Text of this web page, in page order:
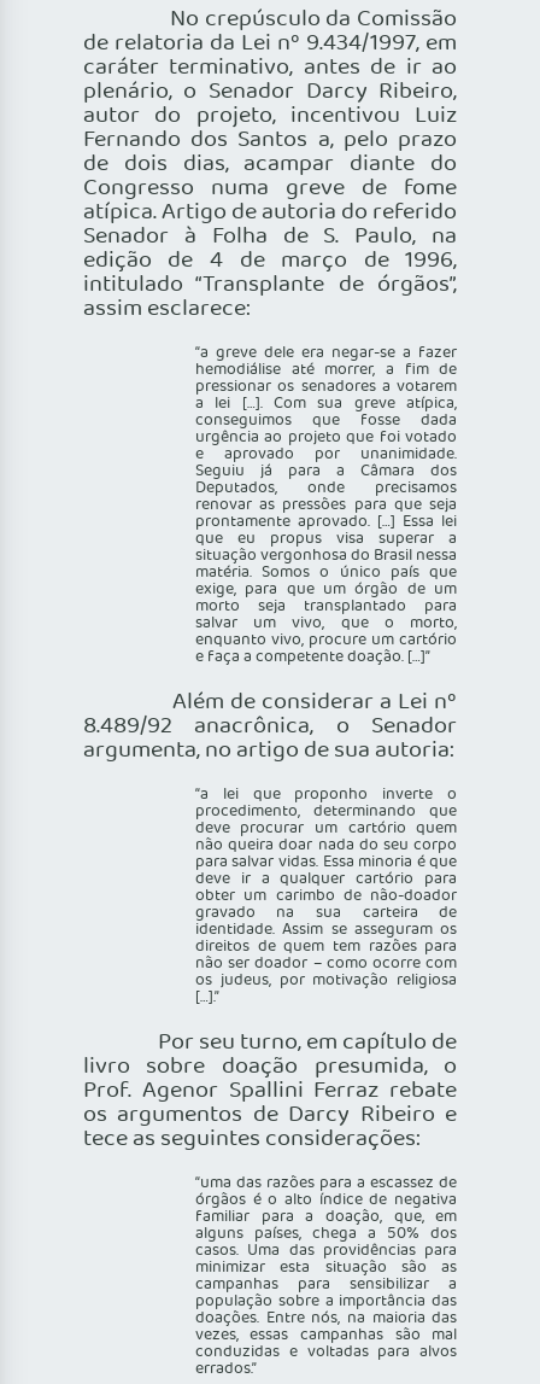
No crepúsculo da Comissão
de relatoria da Lei nº 9.434/1997, em
caráter terminativo, antes de ir ao
plenário, o Senador Darcy Ribeiro,
autor do projeto, incentivou Luiz
Fernando dos Santos a, pelo prazo
de dois dias, acampar diante do
Congresso numa greve de fome
atípica. Artigo de autoria do referido
Senador à Folha de S. Paulo, na
edição de 4 de março de 1996,
intitulado “Transplante de órgãos”,
assim esclarece:
“a greve dele era negar-se a fazer
hemodiálise até morrer, a fim de
pressionar os senadores a votarem
a lei […]. Com sua greve atípica,
conseguimos que fosse dada
urgência ao projeto que foi votado
e aprovado por unanimidade.
Seguiu já para a Câmara dos
Deputados, onde precisamos
renovar as pressões para que seja
prontamente aprovado. […] Essa lei
que eu propus visa superar a
situação vergonhosa do Brasil nessa
matéria. Somos o único país que
exige, para que um órgão de um
morto seja transplantado para
salvar um vivo, que o morto,
enquanto vivo, procure um cartório
e faça a competente doação. […]”
Além de considerar a Lei nº
8.489/92 anacrônica, o Senador
argumenta, no artigo de sua autoria:
“a lei que proponho inverte o
procedimento, determinando que
deve procurar um cartório quem
não queira doar nada do seu corpo
para salvar vidas. Essa minoria é que
deve ir a qualquer cartório para
obter um carimbo de não-doador
gravado na sua carteira de
identidade. Assim se asseguram os
direitos de quem tem razões para
não ser doador – como ocorre com
os judeus, por motivação religiosa
[…].”
Por seu turno, em capítulo de
livro sobre doação presumida, o
Prof. Agenor Spallini Ferraz rebate
os argumentos de Darcy Ribeiro e
tece as seguintes considerações:
“uma das razões para a escassez de
órgãos é o alto índice de negativa
familiar para a doação, que, em
alguns países, chega a 50% dos
casos. Uma das providências para
minimizar esta situação são as
campanhas para sensibilizar a
população sobre a importância das
doações. Entre nós, na maioria das
vezes, essas campanhas são mal
conduzidas e voltadas para alvos
errados.”